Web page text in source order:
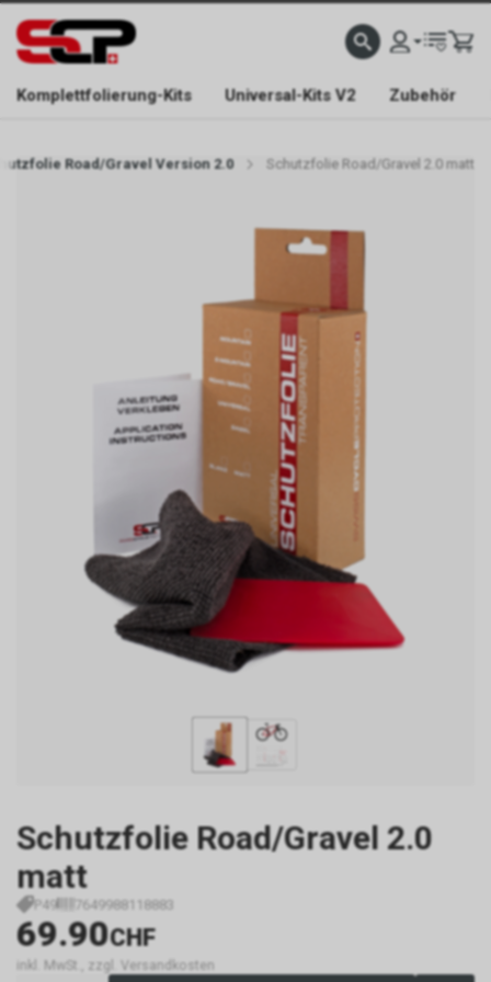
ERREICHBAR NUR WÄHREND DER ÖFFNUNGSZEITEN. GRATIS VERSAND AB
Komplettfolierung-Kits Universal-Kits V2 Zubehör
Road/Gravel Version 2.0 Schutzfolie Road/Gravel 2.0 matt
Schutzfolie Road/Gravel 2.0
matt
P49 7649988118883
69.90CHF
inkl. MwSt., zzgl. Versandkosten